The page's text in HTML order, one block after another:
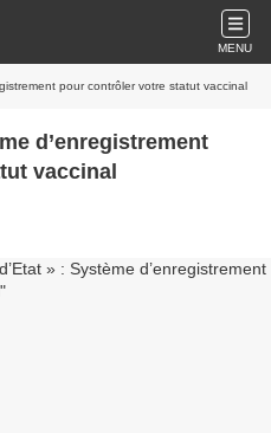
MENU
pour contrôler votre statut vaccinal
d’enregistrement
vaccinal